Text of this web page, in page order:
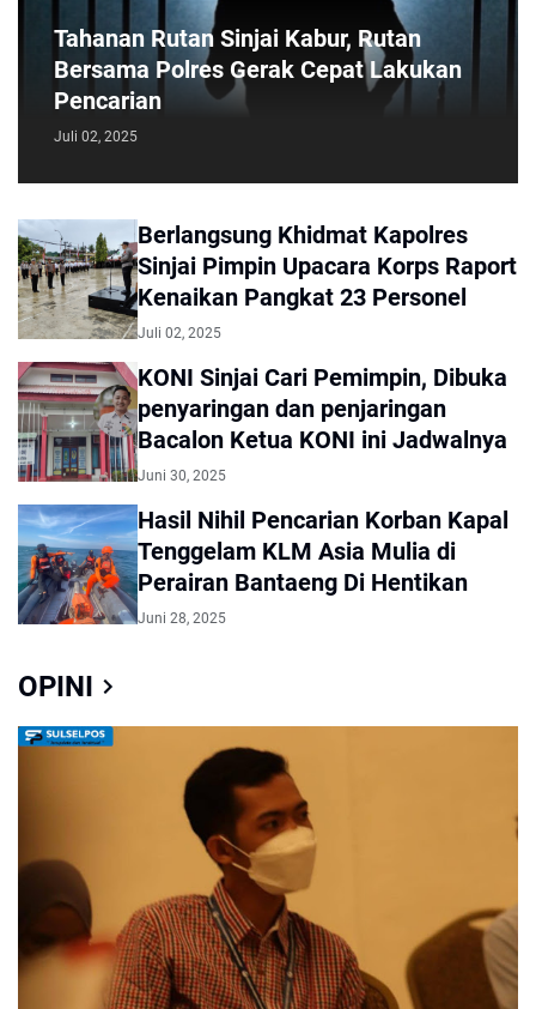
Tahanan Rutan Sinjai Kabur, Rutan
Bersama Polres Gerak Cepat Lakukan
Pencarian
Juli 02, 2025
Berlangsung Khidmat Kapolres
Sinjai Pimpin Upacara Korps Raport
Kenaikan Pangkat 23 Personel
Juli 02, 2025
KONI Sinjai Cari Pemimpin, Dibuka
penyaringan dan penjaringan
Bacalon Ketua KONI ini Jadwalnya
Juni 30, 2025
Hasil Nihil Pencarian Korban Kapal
Tenggelam KLM Asia Mulia di
Perairan Bantaeng Di Hentikan
Juni 28, 2025
OPINI